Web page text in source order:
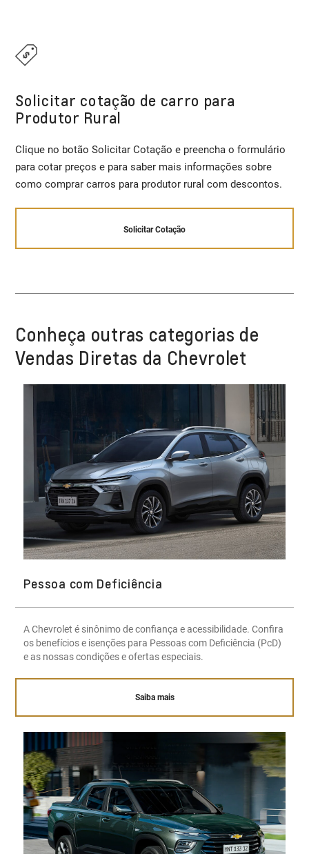
Solicitar cotação de carro para
Produtor Rural
Clique no botão Solicitar Cotação e preencha o formulário
para cotar preços e para saber mais informações sobre
como comprar carros para produtor rural com descontos.
Solicitar Cotação
Conheça outras categorias de
Vendas Diretas da Chevrolet
Pessoa com Deficiência
A Chevrolet é sinônimo de confiança e acessibilidade. Confira
os benefícios e isenções para Pessoas com Deficiência (PcD)
e as nossas condições e ofertas especiais.
Saiba mais